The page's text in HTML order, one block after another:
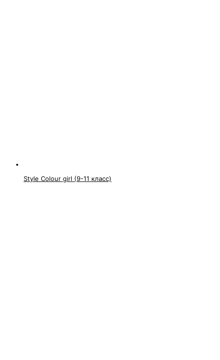
Style Colour girl (9-11 класс)